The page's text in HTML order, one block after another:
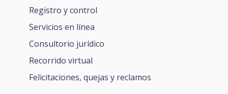
Registro y control
Servicios en línea
Consultorio jurídico
Recorrido virtual
Felicitaciones, quejas y reclamos